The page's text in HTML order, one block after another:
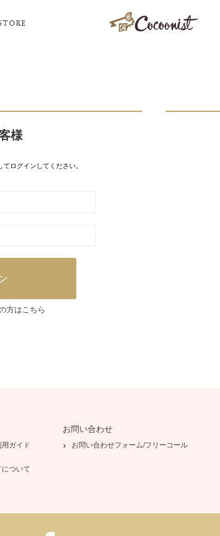
様
ログインしてください。
方はこちら
ガイド
ついて
お問い合わせ
お問い合わせフォーム/フリーコール